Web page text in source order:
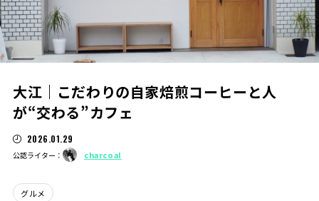
大江｜こだわりの自家焙煎コーヒーと人
が“交わる”カフェ
2026.01.29
公認ライター： charcoal
グルメ